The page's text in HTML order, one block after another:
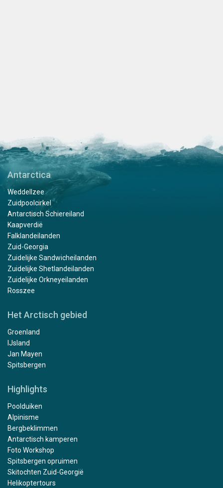
Antarctica
Weddellzee
Zuidpoolcirkel
Antarctisch Schiereiland
Kaapverdië
Falklandeilanden
Zuid-Georgia
Zuidelijke Sandwicheilanden
Zuidelijke Shetlandeilanden
Zuidelijke Orkneyeilanden
Rosszee
Het Arctisch gebied
Groenland
IJsland
Jan Mayen
Spitsbergen
Highlights
Poolduiken
Alpinisme
Bergbeklimmen
Antarctisch kamperen
Foto Workshop
Spitsbergen opruimen
Skitochten Zuid-Georgië
Helikoptertours